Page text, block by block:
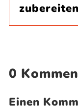
0
Einen